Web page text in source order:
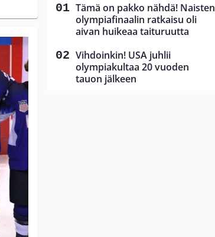
Tämä on pakko nähdä! Naisten
olympiafinaalin ratkaisu oli
aivan huikeaa taituruutta
Vihdoinkin! USA juhlii
olympiakultaa 20 vuoden
tauon jälkeen